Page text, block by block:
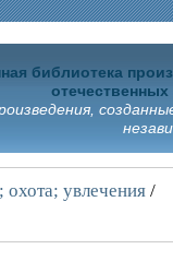
библиотека
увлечения /